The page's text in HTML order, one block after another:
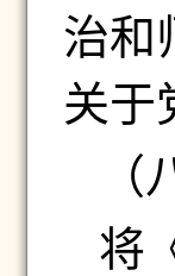
治和
关于
（
将